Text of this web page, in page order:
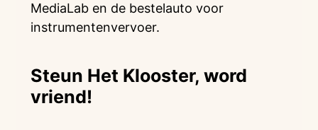
MediaLab en de bestelauto voor
instrumentenvervoer.
Steun Het Klooster, word
vriend!